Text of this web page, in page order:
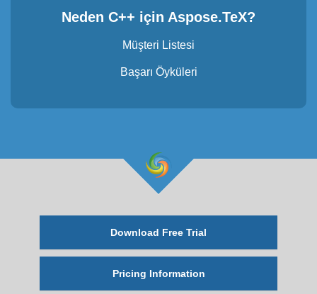
Neden C++ için Aspose.TeX?
Müşteri Listesi
Başarı Öyküleri
Download Free Trial
Pricing Information